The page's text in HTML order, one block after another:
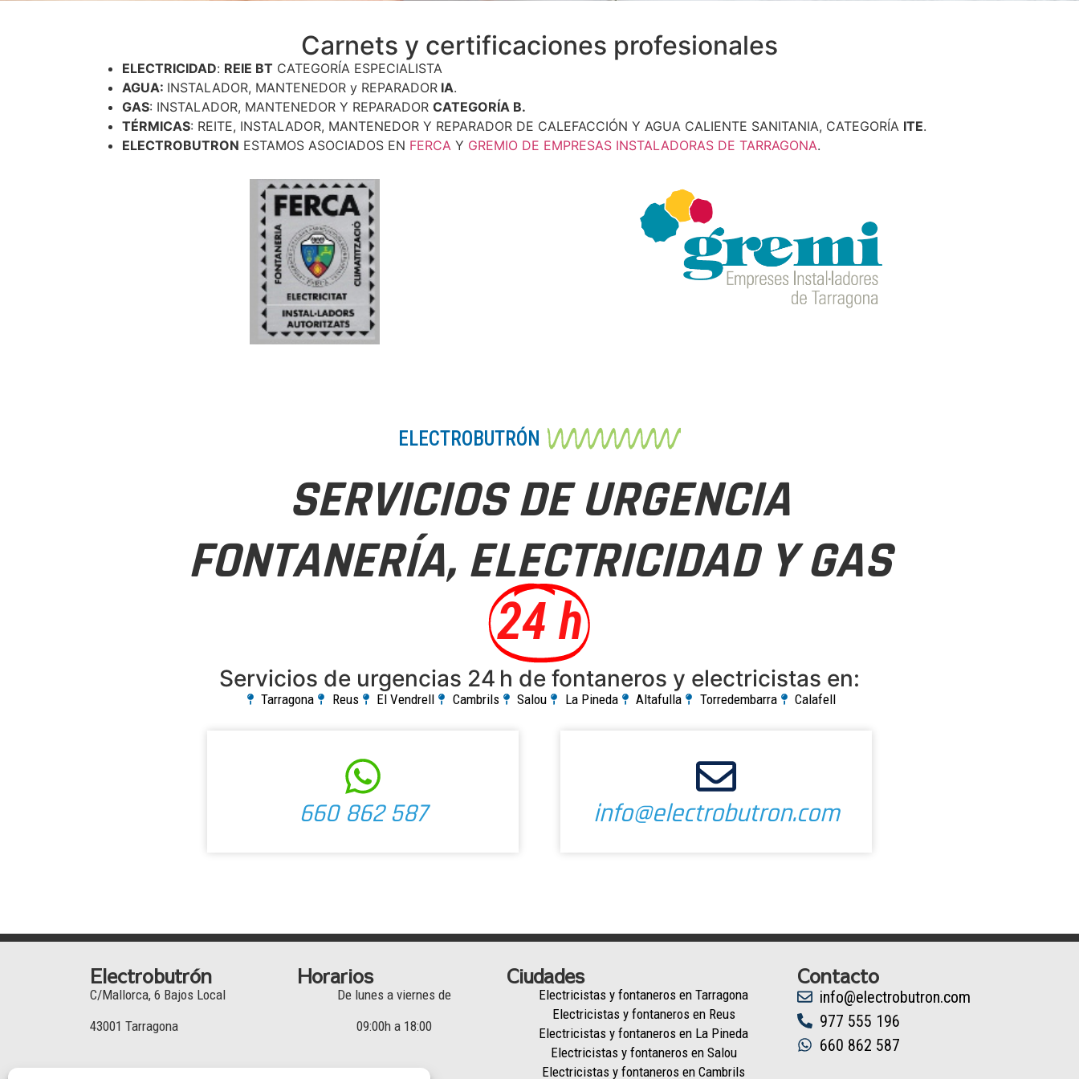
Carnets y certificaciones profesionales
ELECTRICIDAD: REIE BT CATEGORÍA ESPECIALISTA
AGUA: INSTALADOR, MANTENEDOR y REPARADOR IA.
GAS: INSTALADOR, MANTENEDOR Y REPARADOR CATEGORÍA B.
TÉRMICAS: REITE, INSTALADOR, MANTENEDOR Y REPARADOR DE CALEFACCIÓN Y AGUA CALIENTE SANITANIA, CATEGORÍA ITE.
ELECTROBUTRON ESTAMOS ASOCIADOS EN FERCA Y GREMIO DE EMPRESAS INSTALADORAS DE TARRAGONA.
ELECTROBUTRÓN
SERVICIOS DE URGENCIA
FONTANERÍA, ELECTRICIDAD Y GAS
24 h
Servicios de urgencias 24 h de fontaneros y electricistas en:
Tarragona Reus El Vendrell Cambrils Salou La Pineda Altafulla Torredembarra Calafell
660 862 587 info@electrobutron.com
Electrobutrón
C/Mallorca, 6 Bajos Local
43001 Tarragona
Horarios
De lunes a viernes de
09:00h a 18:00
Ciudades
Electricistas y fontaneros en Tarragona
Electricistas y fontaneros en Reus
Electricistas y fontaneros en La Pineda
Electricistas y fontaneros en Salou
Electricistas y fontaneros en Cambrils
Contacto
info@electrobutron.com
977 555 196
660 862 587